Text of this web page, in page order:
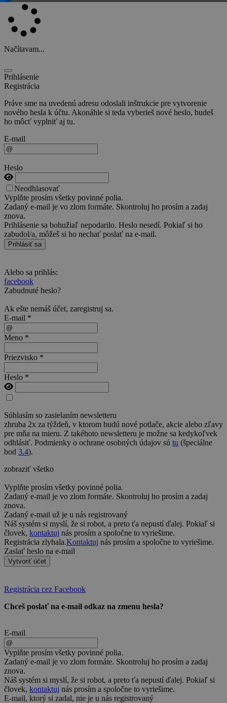
Načítavam...
Prihlásenie
Registrácia
Práve sme na uvedenú adresu odoslali inštrukcie pre vytvorenie
nového hesla k účtu. Akonáhle si teda vyberieš nové heslo, budeš
ho môcť vyplniť aj tu.
E-mail
Heslo
Neodhlasovať
Vyplňte prosím všetky povinné polia.
Zadaný e-mail je vo zlom formáte. Skontroluj ho prosím a zadaj
znova.
Prihlásenie sa bohužiaľ nepodarilo. Heslo nesedí. Pokiaľ si ho
zabudol/a, môžeš si ho nechať poslať na e-mail.
Prihlásiť sa
Alebo sa prihlás:
facebook
Zabudnuté heslo?
Ak ešte nemáš účet, zaregistruj sa.
E-mail *
Meno *
Priezvisko *
Heslo *
Súhlasím so zasielaním newsletteru
zhruba 2x za týždeň, v ktorom budú nové potlače, akcie alebo zľavy
pre mňa na mieru. Z takéhoto newsletteru je možne sa kedykoľvek
odhlásiť. Podmienky o ochrane osobných údajov sú tu (špeciálne
bod 3.4).
zobraziť všetko
Vyplňte prosím všetky povinné polia.
Zadaný e-mail je vo zlom formáte. Skontroluj ho prosím a zadaj
znova.
Zadaný e-mail už je u nás registrovaný
Náš systém si myslí, že si robot, a preto ťa nepustí ďalej. Pokiaľ si
človek, kontaktuj nás prosím a spoločne to vyriešime.
Registrácia zlyhala.Kontaktuj nás prosím a spoločne to vyriešime.
Zaslať heslo na e-mail
Vytvoriť účet
Registrácia cez Facebook
Chceš poslať na e-mail odkaz na zmenu hesla?
E-mail
Vyplňte prosím všetky povinné polia.
Zadaný e-mail je vo zlom formáte. Skontroluj ho prosím a zadaj
znova.
Náš systém si myslí, že si robot, a preto ťa nepustí ďalej. Pokiaľ si
človek, kontaktuj nás prosím a spoločne to vyriešime.
E-mail, ktorý si zadal, nie je u nás registrovaný